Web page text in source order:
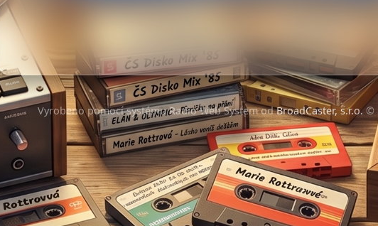
Vyrobeno pomocí systému Radio Web System odBroadCaster, s.r.o.©